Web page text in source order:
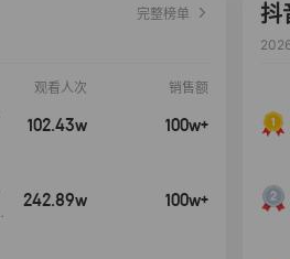
完整榜单
观看人次 销售额
102.43w 100w+
242.89w 100w+
抖